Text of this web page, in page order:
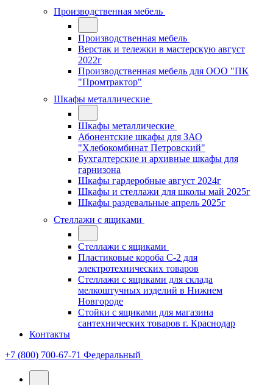
Производственная мебель
Производственная мебель
Верстак и тележки в мастерскую август
2022г
Производственная мебель для ООО "ПК
"Промтрактор"
Шкафы металлические
Шкафы металлические
Абонентские шкафы для ЗАО
"Хлебокомбинат Петровский"
Бухгалтерские и архивные шкафы для
гарнизона
Шкафы гардеробные август 2024г
Шкафы и стеллажи для школы май 2025г
Шкафы раздевальные апрель 2025г
Стеллажи с ящиками
Стеллажи с ящиками
Пластиковые короба С-2 для
электротехнических товаров
Стеллажи с ящиками для склада
мелкоштучных изделий в Нижнем
Новгороде
Стойки с ящиками для магазина
сантехнических товаров г. Краснодар
Контакты
+7 (800) 700-67-71 Федеральный